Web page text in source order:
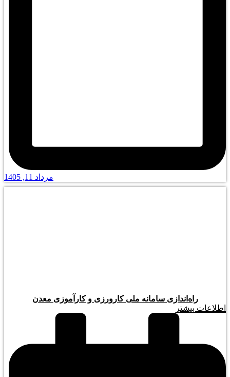
مرداد 11, 1405
راه‌اندازی سامانه ملی کارورزی و کارآموزی معدن
اطلاعات بیشتر